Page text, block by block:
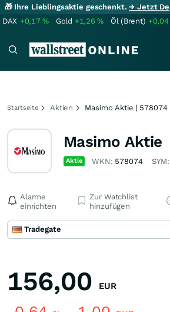
🎁 Ihre Lieblingsaktie geschenkt.→ Jetzt
DAX +0,17% Gold +1,26% Öl (Brent)
Startseite Aktien Masimo Aktie | 578074
Masimo Aktie
Aktie WKN: 578074 SYM:
Alarme
einrichten
Zur Watchlist
hinzufügen
Tradegate
156,00 EUR